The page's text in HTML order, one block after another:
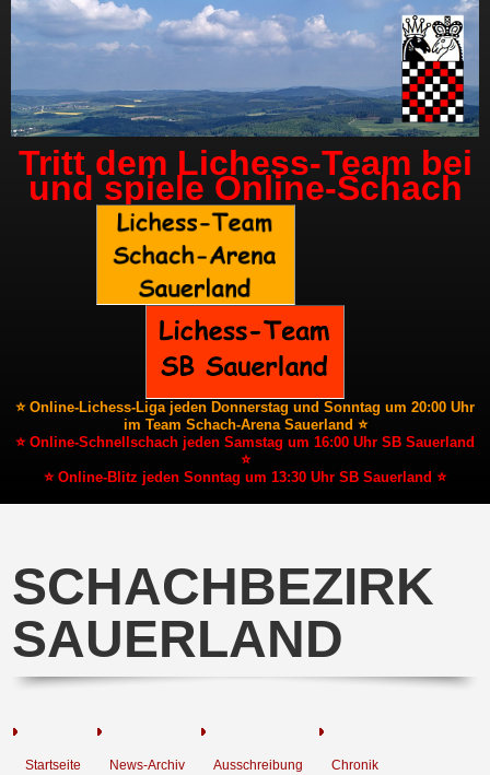
Tritt dem Lichess-Team bei
und spiele Online-Schach
⭐ Online-Lichess-Liga jeden Donnerstag und Sonntag um 20:00 Uhr
im Team Schach-Arena Sauerland ⭐
⭐ Online-Schnellschach jeden Samstag um 16:00 Uhr SB Sauerland
⭐
⭐ Online-Blitz jeden Sonntag um 13:30 Uhr SB Sauerland ⭐
SCHACHBEZIRK
SAUERLAND
Startseite News-Archiv Ausschreibung Chronik